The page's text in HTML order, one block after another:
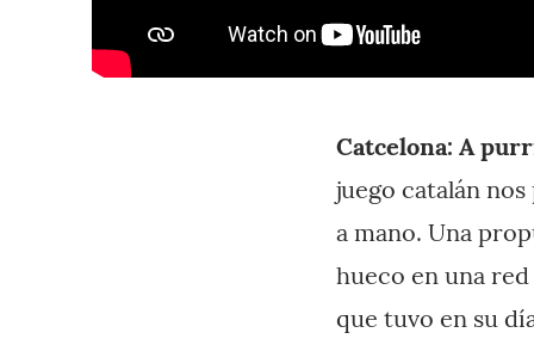
Catcelona: A
juego catalán
a mano. Una
hueco en una
que tuvo en su